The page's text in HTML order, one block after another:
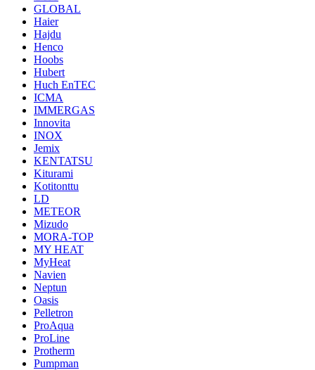
GLOBAL
Haier
Hajdu
Henco
Hoobs
Hubert
Huch EnTEC
ICMA
IMMERGAS
Innovita
INOX
Jemix
KENTATSU
Kiturami
Kotitonttu
LD
METEOR
Mizudo
MORA-TOP
MY HEAT
MyHeat
Navien
Neptun
Oasis
Pelletron
ProAqua
ProLine
Protherm
Pumpman